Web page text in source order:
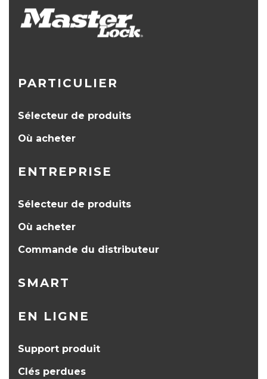
PARTICULIER
Sélecteur de produits
Où acheter
ENTREPRISE
Sélecteur de produits
Où acheter
Commande du distributeur
SMART
EN LIGNE
Support produit
Clés perdues